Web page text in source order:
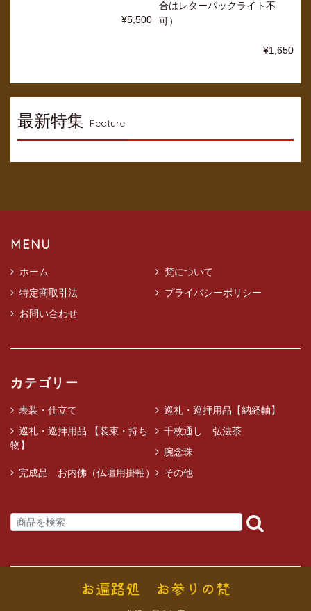
¥5,500
合はレターパックライト不
可）
¥1,650
最新特集 Feature
MENU
ホーム
梵について
特定商取引法
プライバシーポリシー
お問い合わせ
カテゴリー
表装・仕立て
巡礼・巡拝用品【納経軸】
巡礼・巡拝用品 【装束・持ち
物】
千枚通し 弘法茶
腕念珠
完成品 お内佛（仏壇用掛軸）
その他